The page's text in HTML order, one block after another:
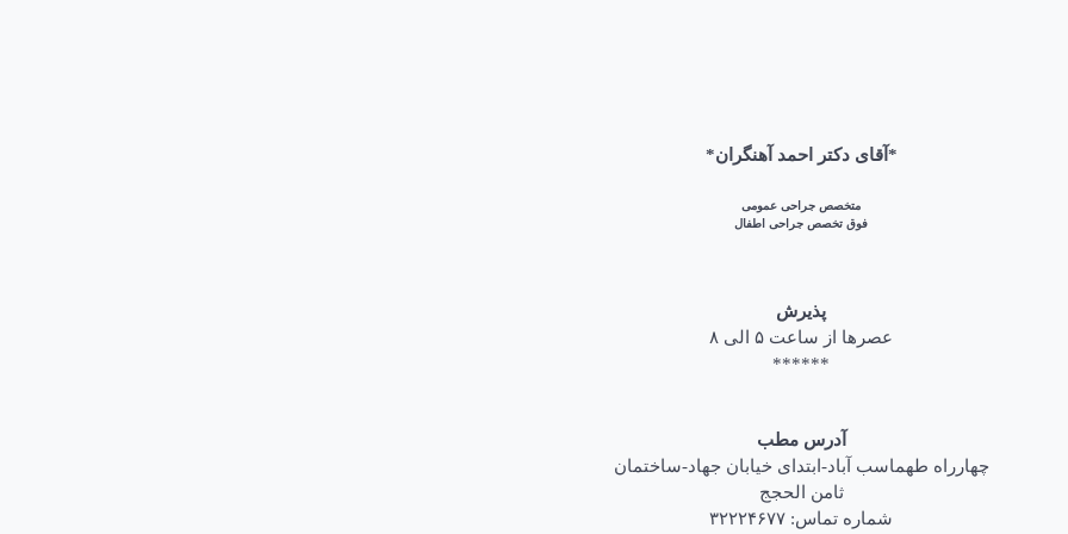
*آقای دکتر احمد آهنگران*
متخصص جراحی عمومی
فوق تخصص جراحی اطفال
پذیرش
عصرها از ساعت ۵ الی ۸
******
آدرس مطب
چهارراه طهماسب آباد-ابتدای خیابان جهاد-ساختمان
ثامن الحجج
شماره تماس: ۳۲۲۲۴۶۷۷